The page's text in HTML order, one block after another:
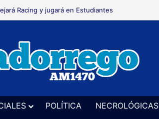
preparación para la lactancia
POLÍTICA NECROLÓGICAS